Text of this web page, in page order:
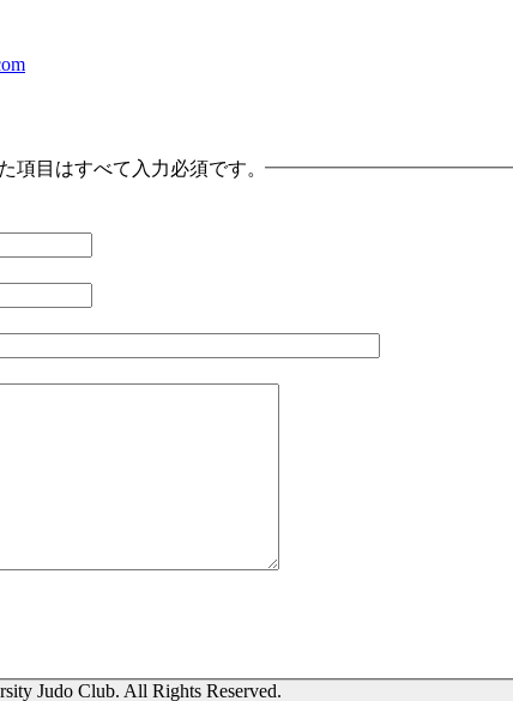
目はすべて入力必須です。
Judo Club. All Rights Reserved.